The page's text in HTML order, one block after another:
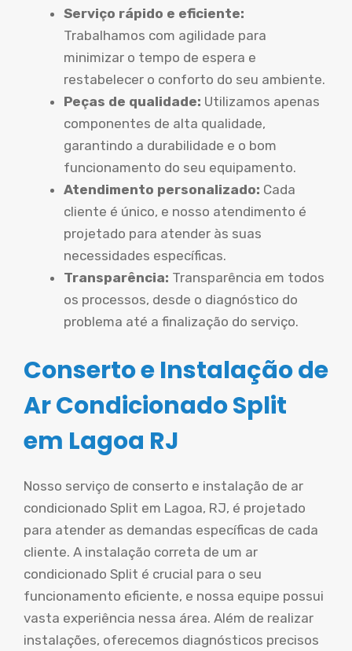
Serviço rápido e eficiente:
Trabalhamos com agilidade para
minimizar o tempo de espera e
restabelecer o conforto do seu ambiente.
Peças de qualidade: Utilizamos apenas
componentes de alta qualidade,
garantindo a durabilidade e o bom
funcionamento do seu equipamento.
Atendimento personalizado: Cada
cliente é único, e nosso atendimento é
projetado para atender às suas
necessidades específicas.
Transparência: Transparência em todos
os processos, desde o diagnóstico do
problema até a finalização do serviço.
Conserto e Instalação de
Ar Condicionado Split
em Lagoa RJ
Nosso serviço de conserto e instalação de ar
condicionado Split em Lagoa, RJ, é projetado
para atender as demandas específicas de cada
cliente. A instalação correta de um ar
condicionado Split é crucial para o seu
funcionamento eficiente, e nossa equipe possui
vasta experiência nessa área. Além de realizar
instalações, oferecemos diagnósticos precisos